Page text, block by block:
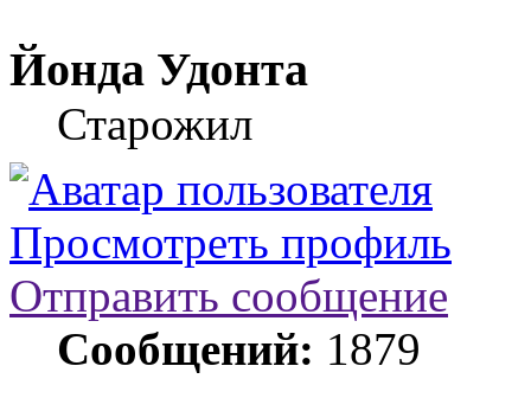
Йонда Удонта
Старожил
Просмотреть профиль
Отправить сообщение
Сообщений: 1879